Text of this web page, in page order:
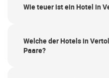
Wie teuer ist ein Hotel in
Welche der Hotels in
Paare?